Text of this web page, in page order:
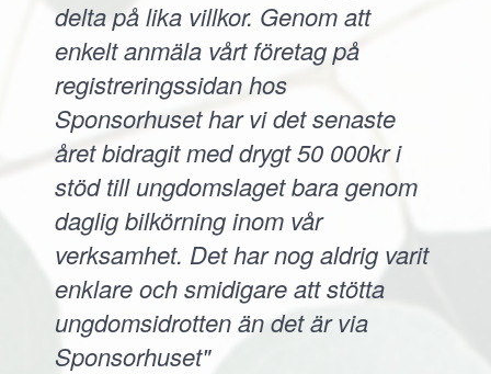
delta på lika villkor. Genom att
enkelt anmäla vårt företag på
registreringssidan hos
Sponsorhuset har vi det senaste
året bidragit med drygt 50 000kr i
stöd till ungdomslaget bara genom
daglig bilkörning inom vår
verksamhet. Det har nog aldrig varit
enklare och smidigare att stötta
ungdomsidrotten än det är via
Sponsorhuset"